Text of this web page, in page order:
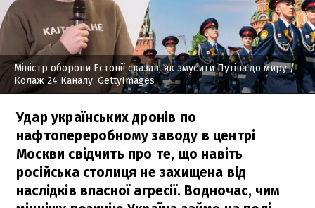
Міністр оборони Естонії сказав, як змусити Путіна до миру/
Колаж 24 Каналу, GettyImages
Удар українських дронів по
нафтопереробному заводу в центрі
Москви свідчить про те, що навіть
російська столиця не захищена від
наслідків власної агресії. Водночас, чим